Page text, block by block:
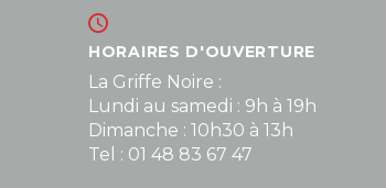
HORAIRES D'OUVERTURE
La Griffe Noire :
Lundi au samedi : 9h à 19h
Dimanche : 10h30 à 13h
Tel : 01 48 83 67 47